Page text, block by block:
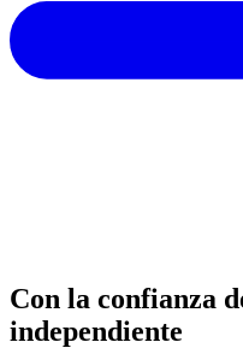
Con la confianza
independiente